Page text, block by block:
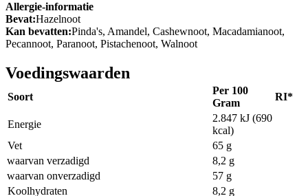
Allergie-informatie
Bevat:Hazelnoot
Kan bevatten:Pinda's, Amandel, Cashewnoot, Macadamianoot,
Pecannoot, Paranoot, Pistachenoot, Walnoot
Voedingswaarden
Soort
Per 100
Gram
RI*
Energie
2.847 kJ (690
kcal)
Vet
65 g
waarvan verzadigd
8,2 g
waarvan onverzadigd
57 g
Koolhydraten
8,2 g